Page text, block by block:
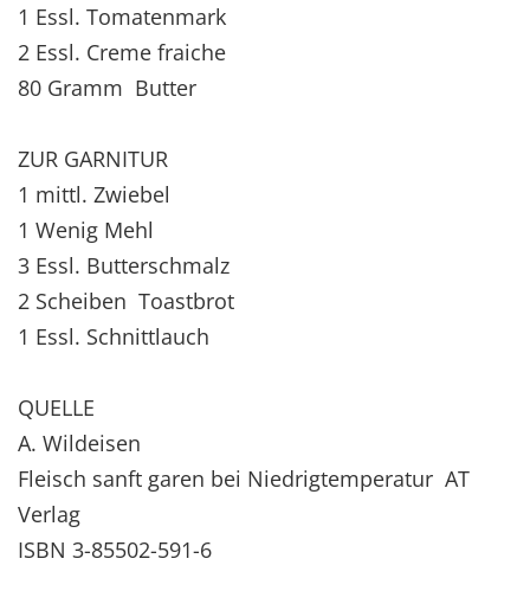
1 Essl. Tomatenmark
2 Essl. Creme fraiche
80 Gramm Butter
ZUR GARNITUR
1 mittl. Zwiebel
1 Wenig Mehl
3 Essl. Butterschmalz
2 Scheiben Toastbrot
1 Essl. Schnittlauch
QUELLE
A. Wildeisen
Fleisch sanft garen bei Niedrigtemperatur AT
Verlag
ISBN 3-85502-591-6